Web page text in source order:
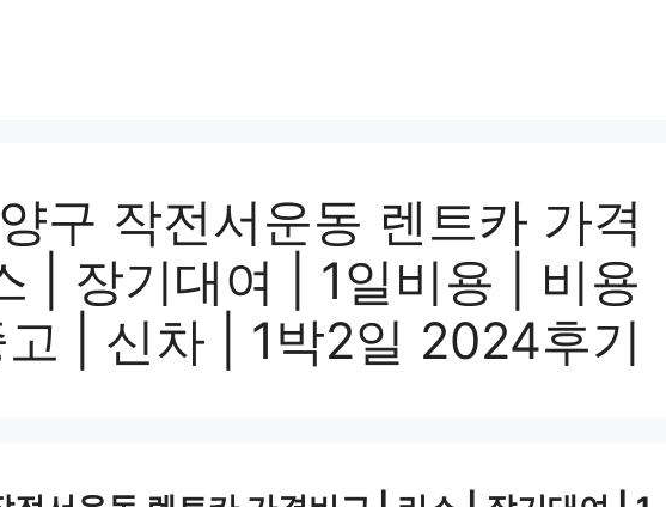
구 작전서운동 렌트카 가격
| 장기대여 | 1일비용 | 비용
고 | 신차 | 1박2일 2024후기